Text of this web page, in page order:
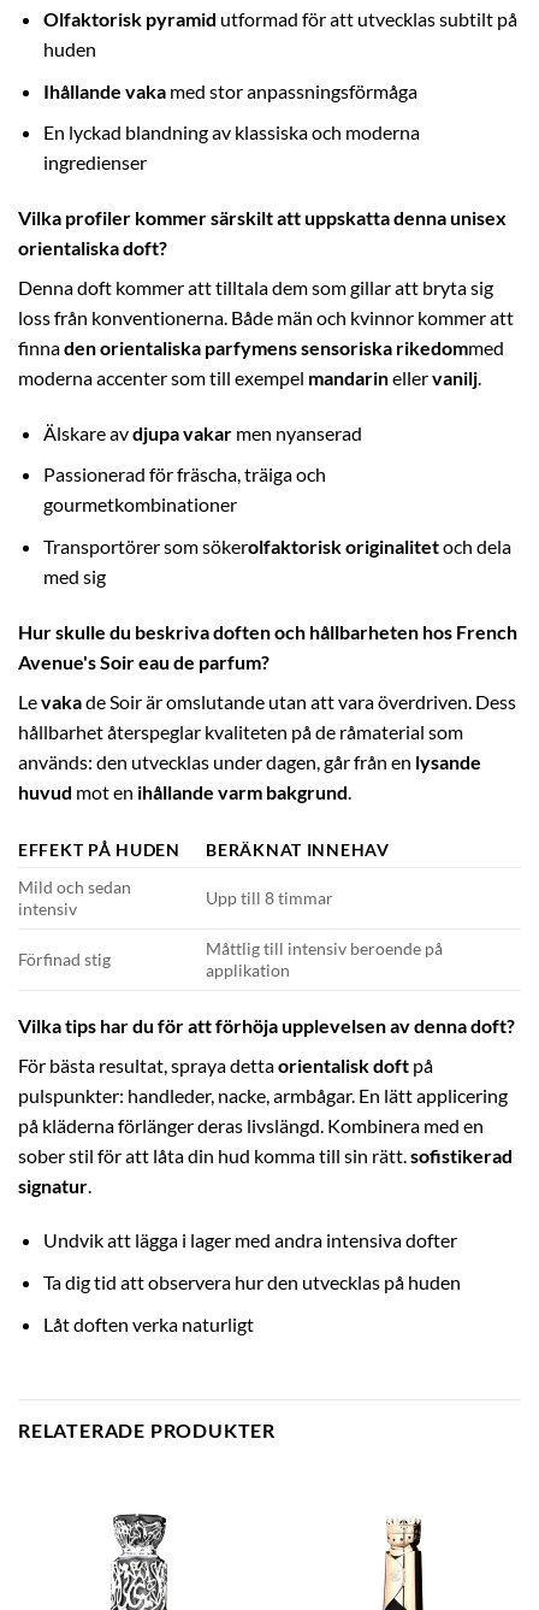
Olfaktorisk pyramid utformad för att utvecklas subtilt på
huden
Ihållande vakamed stor anpassningsförmåga
En lyckad blandning av klassiska och moderna
ingredienser
Vilka profiler kommer särskilt att uppskatta denna unisex
orientaliska doft?
Denna doft kommer att tilltala dem som gillar att bryta sig
loss från konventionerna. Både män och kvinnor kommer att
finnaden orientaliska parfymens sensoriska rikedommed
moderna accenter som till exempel mandarinellervanilj.
Älskare avdjupa vakarmen nyanserad
Passionerad för fräscha, träiga och
gourmetkombinationer
Transportörer som sökerolfaktorisk originalitetoch dela
med sig
Hur skulle du beskriva doften och hållbarheten hos French
Avenue's Soir eau de parfum?
Levakade Soir är omslutande utan att vara överdriven. Dess
hållbarhet återspeglar kvaliteten på de råmaterial som
används: den utvecklas under dagen, går från en lysande
huvud mot en ihållande varm bakgrund
EFFEKT PÅ HUDEN
BERÄKNAT INNEHAV
Mild och sedan
intensiv
Upp till 8 timmar
Förfinad stig
Måttlig till intensiv beroende på
applikation
Vilka tips har du för att förhöja upplevelsen av denna doft?
För bästa resultat, spraya dettaorientalisk doft på
pulspunkter: handleder, nacke, armbågar. En lätt applicering
på kläderna förlänger deras livslängd. Kombinera med en
sober stil för att låta din hud komma till sin rätt. sofistikerad
signatur
Undvik att lägga i lager med andra intensiva dofter
Ta dig tid att observera hur den utvecklas på huden
Låt doften verka naturligt
RELATERADE PRODUKTER